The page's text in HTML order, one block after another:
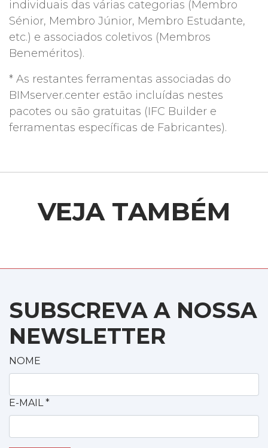
individuais das várias categorias (Membro
Sénior, Membro Júnior, Membro Estudante,
etc.) e associados coletivos (Membros
Beneméritos).
* As restantes ferramentas associadas do
BIMserver.center estão incluídas nestes
pacotes ou são gratuitas (IFC Builder e
ferramentas específicas de Fabricantes).
VEJA TAMBÉM
SUBSCREVA A NOSSA
NEWSLETTER
NOME
E-MAIL*